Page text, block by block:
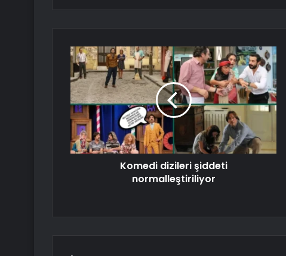
Komedi dizileri şiddeti
normalleştiriliyor